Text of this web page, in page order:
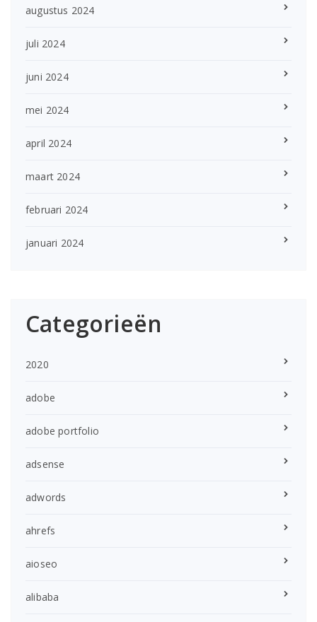
augustus 2024
juli 2024
juni 2024
mei 2024
april 2024
maart 2024
februari 2024
januari 2024
Categorieën
2020
adobe
adobe portfolio
adsense
adwords
ahrefs
aioseo
alibaba